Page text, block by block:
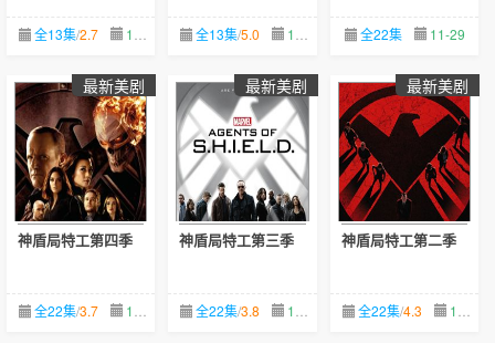
全13集/2.7 11-29 全13集/5.0 11-29 全22集 11-29
最新美剧
神盾局特工第四季
全22集/3.7 11-29
最新美剧
神盾局特工第三季
全22集/3.8 11-29
最新美剧
神盾局特工第二季
全22集/4.3 11-29